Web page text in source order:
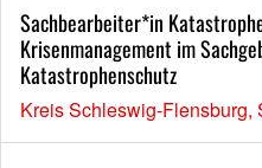
Sachbearbeiter*in
Krisenmanagement im
Katastrophenschutz
Kreis Schleswig-Flensburg,